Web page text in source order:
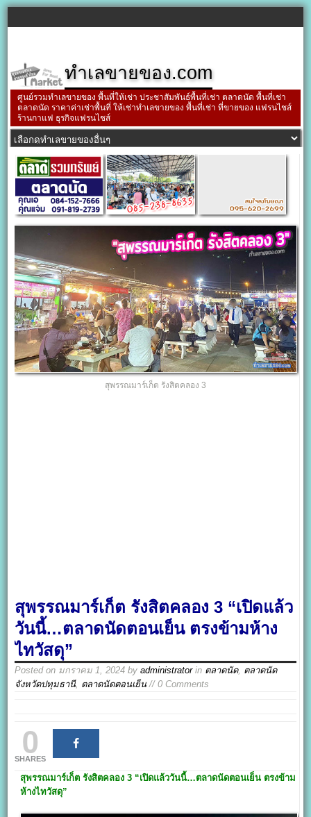
ทำเลขายของ.com
ศูนย์รวมทำเลขายของ พื้นที่ให้เช่า ประชาสัมพันธ์พื้นที่เช่า ตลาดนัด พื้นที่เช่า
ตลาดนัด ราคาค่าเช่าพื้นที่ ให้เช่าทำเลขายของ พื้นที่เช่า ที่ขายของ แฟรนไชส์
ร้านกาแฟ ธุรกิจแฟรนไชส์
สุพรรณมาร์เก็ต รังสิตคลอง 3
สุพรรณมาร์เก็ต รังสิตคลอง 3 “เปิดแล้ว
วันนี้…ตลาดนัดตอนเย็น ตรงข้ามห้าง
ไทวัสดุ”
Posted on มกราคม 1, 2024 byadministratorin ตลาดนัด, ตลาดนัด
จังหวัดปทุมธานี, ตลาดนัดตอนเย็น // 0 Comments
0
SHARES
สุพรรณมาร์เก็ต รังสิตคลอง 3 “เปิดแล้ววันนี้…ตลาดนัดตอนเย็น ตรงข้าม
ห้างไทวัสดุ”